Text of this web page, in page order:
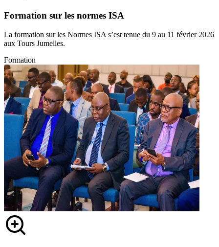
Formation sur les normes ISA
La formation sur les Normes ISA s’est tenue du 9 au 11 février 2026
aux Tours Jumelles.
Formation